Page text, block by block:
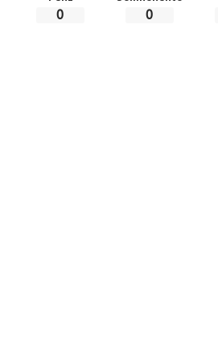
0 0